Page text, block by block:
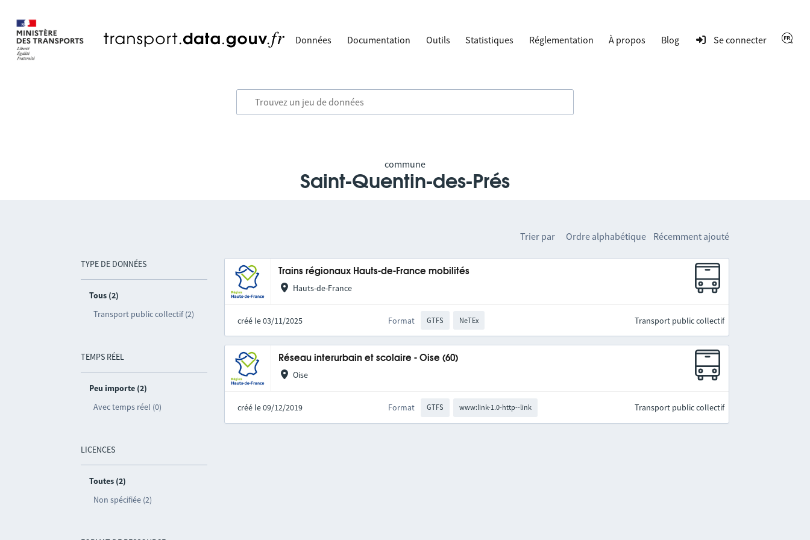
Données Documentation Outils Statistiques Réglementation À propos Blog Se connecter
commune
Saint-Quentin-des-Prés
TYPE DE DONNÉES
Tous (2)
Transport public collectif (2)
TEMPS RÉEL
Peu importe (2)
Avec temps réel (0)
LICENCES
Toutes (2)
Non spécifiée (2)
Trier par Ordre alphabétique Récemment ajouté
Trains régionaux Hauts-de-France mobilités
Hauts-de-France
créé le 03/11/2025 Format GTFS NeTEx Transport public collectif
Réseau interurbain et scolaire - Oise (60)
Oise
créé le 09/12/2019 Format GTFS www:link-1.0-http--link Transport public collectif